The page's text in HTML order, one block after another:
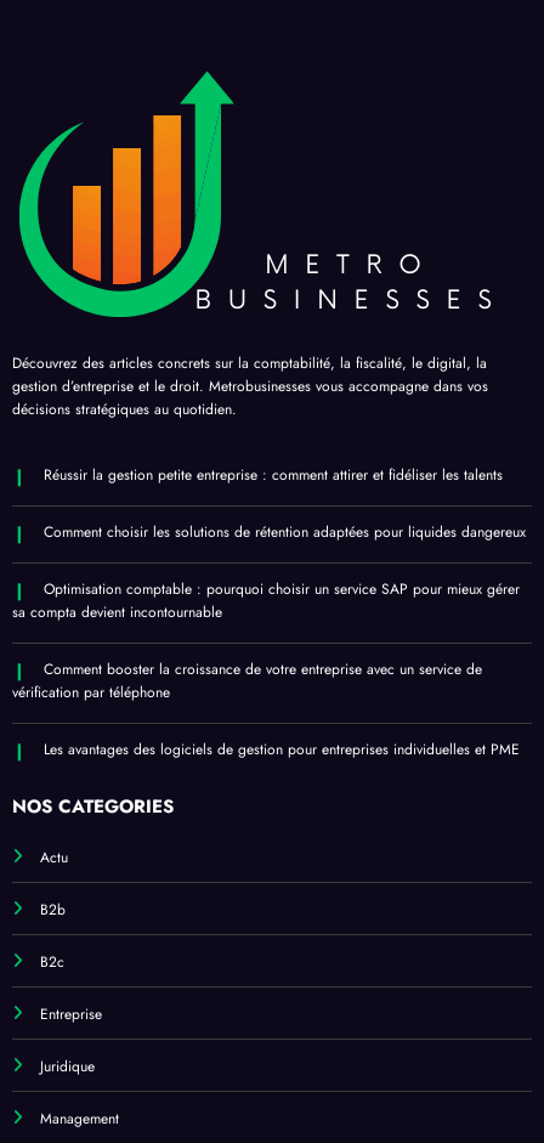
Découvrez des articles concrets sur la comptabilité, la fiscalité, le digital, la
gestion d’entreprise et le droit. Metrobusinesses vous accompagne dans vos
décisions stratégiques au quotidien.
Réussir la gestion petite entreprise : comment attirer et fidéliser les talents
Comment choisir les solutions de rétention adaptées pour liquides dangereux
Optimisation comptable : pourquoi choisir un service SAP pour mieux gérer
sa compta devient incontournable
Comment booster la croissance de votre entreprise avec un service de
vérification par téléphone
Les avantages des logiciels de gestion pour entreprises individuelles et PME
NOS CATÉGORIES
Actu
B2b
B2c
Entreprise
Juridique
Management